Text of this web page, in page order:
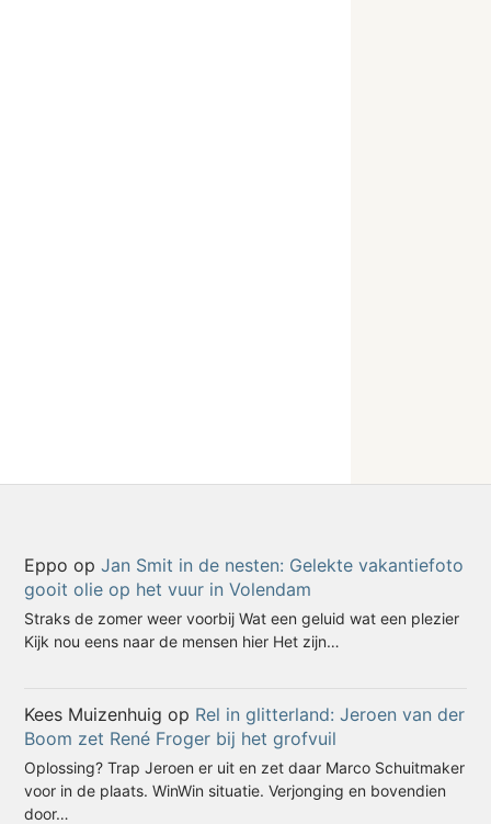
Eppo opJan Smit in de nesten: Gelekte vakantiefoto
gooit olie op het vuur in Volendam
Straks de zomer weer voorbij Wat een geluid wat een plezier
Kijk nou eens naar de mensen hier Het zijn…
Kees Muizenhuig op Rel in glitterland: Jeroen van der
Boom zet René Froger bij het grofvuil
Oplossing? Trap Jeroen er uit en zet daar Marco Schuitmaker
voor in de plaats. WinWin situatie. Verjonging en bovendien
door…